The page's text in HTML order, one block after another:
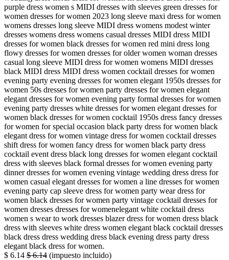
purple dress women s MIDI dresses with sleeves green dresses for
women dresses for women 2023 long sleeve maxi dress for women
womens dresses long sleeve MIDI dress womens modest winter
dresses womens dress womens casual dresses MIDI dress MIDI
dresses for women black dresses for women red mini dress long
flowy dresses for women dresses for older women woman dresses
casual long sleeve MIDI dress for women womens MIDI dresses
black MIDI dress MIDI dress women cocktail dresses for women
evening party evening dresses for women elegant 1950s dresses for
women 50s dresses for women party dresses for women elegant
elegant dresses for women evening party formal dresses for women
evening party dresses white dresses for women elegant dresses for
women black dresses for women cocktail 1950s dress fancy dresses
for women for special occasion black party dress for women black
elegant dress for women vintage dress for women cocktail dresses
shift dress for women fancy dress for women black party dress
cocktail event dress black long dresses for women elegant cocktail
dress with sleeves black formal dresses for women evening party
dinner dresses for women evening vintage wedding dress dress for
women casual elegant dresses for women a line dresses for women
evening party cap sleeve dress for women party wear dress for
women black dresses for women party vintage cocktail dresses for
women dresses dresses for womenelegant white cocktail dress
women s wear to work dresses blazer dress for women dress black
dress with sleeves white dress women elegant black cocktail dresses
black dress dress wedding dress black evening dress party dress
elegant black dress for women.
$ 6.14 $6.14 (impuesto incluido)